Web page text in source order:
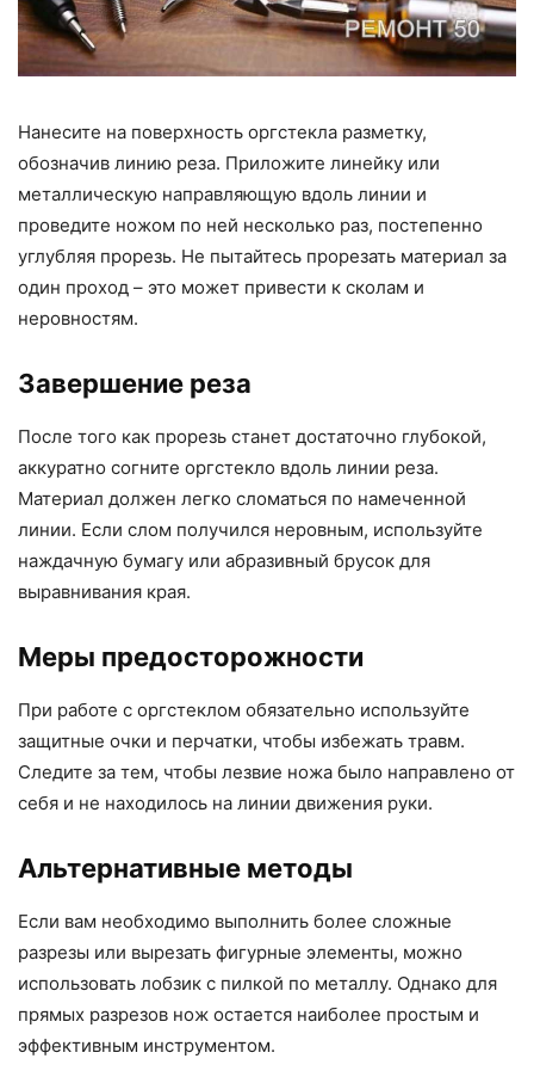
Нанесите на поверхность оргстекла разметку,
обозначив линию реза. Приложите линейку или
металлическую направляющую вдоль линии и
проведите ножом по ней несколько раз, постепенно
углубляя прорезь. Не пытайтесь прорезать материал за
один проход – это может привести к сколам и
неровностям.
Завершение реза
После того как прорезь станет достаточно глубокой,
аккуратно согните оргстекло вдоль линии реза.
Материал должен легко сломаться по намеченной
линии. Если слом получился неровным, используйте
наждачную бумагу или абразивный брусок для
выравнивания края.
Меры предосторожности
При работе с оргстеклом обязательно используйте
защитные очки и перчатки, чтобы избежать травм.
Следите за тем, чтобы лезвие ножа было направлено от
себя и не находилось на линии движения руки.
Альтернативные методы
Если вам необходимо выполнить более сложные
разрезы или вырезать фигурные элементы, можно
использовать лобзик с пилкой по металлу. Однако для
прямых разрезов нож остается наиболее простым и
эффективным инструментом.